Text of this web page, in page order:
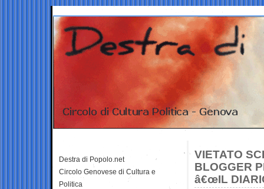
VIETATO
BLOGGER
â€œIL
Destra di Popolo.net
Circolo Genovese di Cultura e
Politica